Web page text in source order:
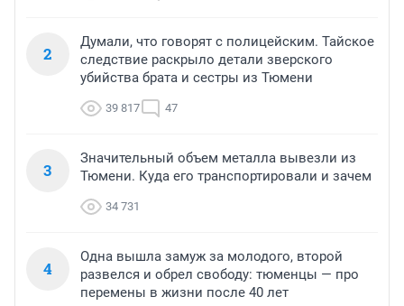
2
Думали, что говорят с полицейским. Тайское
следствие раскрыло детали зверского
убийства брата и сестры из Тюмени
39 817 47
3
Значительный объем металла вывезли из
Тюмени. Куда его транспортировали и зачем
34 731
4
Одна вышла замуж за молодого, второй
развелся и обрел свободу: тюменцы — про
перемены в жизни после 40 лет